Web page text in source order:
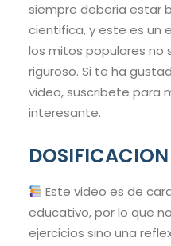
siempre deberia estar
cientifica, y este es un
los mitos populares no
riguroso. Si te ha
video, suscribete para
interesante.
DOSIFICACION
Este video es de
educativo, por lo que
ejercicios sino una